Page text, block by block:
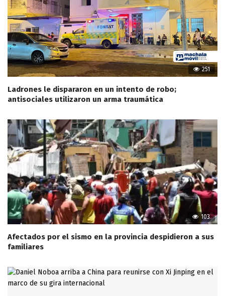
251
Ladrones le dispararon en un intento de robo;
antisociales utilizaron un arma traumática
103
Afectados por el sismo en la provincia despidieron a sus
familiares